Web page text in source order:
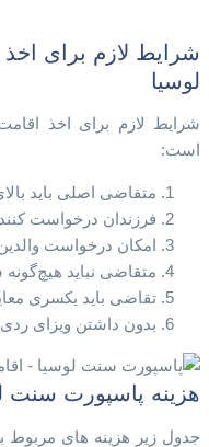
شرایط لازم برای
لوسیا
شرایط لازم برای اخذ
است:
متقاضی اصلی باید بالای ۲۱ سال
فرزندان درخواست کننده باید زیر
امکان درخواست والدین
متقاضی نباید
تقاضی باید یکسری
بدون داشتن ویزای
هزینه پاسپورت سنت
جدول زیر هزینه های